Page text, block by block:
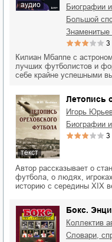
аудио
биографии
большой
3
Килиан Мбаппе с
лучших футболистов и
себе крайне успешными
текст
Летопись
Игорь
биографии
3
Автор рассказывает о
футбола, о людях,
историю с середины XIX
Бокс.
Коллектив
словари,